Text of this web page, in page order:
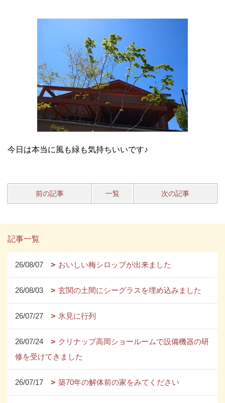
今日は本当に風も緑も気持ちいいです♪
前の記事 一覧 次の記事
記事一覧
26/08/07 おいしい梅シロップが出来ました
26/08/03 玄関の土間にシーグラスを埋め込みました
26/07/27 氷見に行列
26/07/24
クリナップ高岡ショールームで設備機器の研
修を受けてきました
26/07/17 築70年の解体前の家をみてください